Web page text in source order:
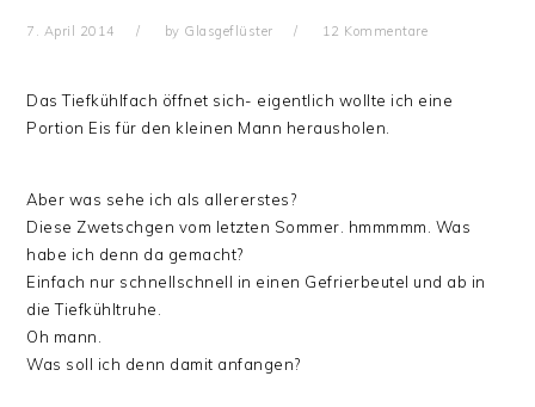
7. April 2014 by Glasgeflüster 12 Kommentare
Das Tiefkühlfach öffnet sich- eigentlich wollte ich eine
Portion Eis für den kleinen Mann herausholen.
Aber was sehe ich als allererstes?
Diese Zwetschgen vom letzten Sommer. hmmmmm. Was
habe ich denn da gemacht?
Einfach nur schnellschnell in einen Gefrierbeutel und ab in
die Tiefkühltruhe.
Oh mann.
Was soll ich denn damit anfangen?